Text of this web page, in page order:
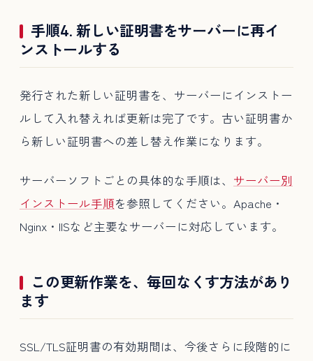
手順4. 新しい証明書をサーバーに再イ
ンストールする
発行された新しい証明書を、サーバーにインストー
ルして入れ替えれば更新は完了です。古い証明書か
ら新しい証明書への差し替え作業になります。
サーバーソフトごとの具体的な手順は、 サーバー別
インストール手順を参照してください。Apache・
Nginx・IISなど主要なサーバーに対応しています。
この更新作業を、毎回なくす方法があり
ます
SSL/TLS証明書の有効期間は、今後さらに段階的に